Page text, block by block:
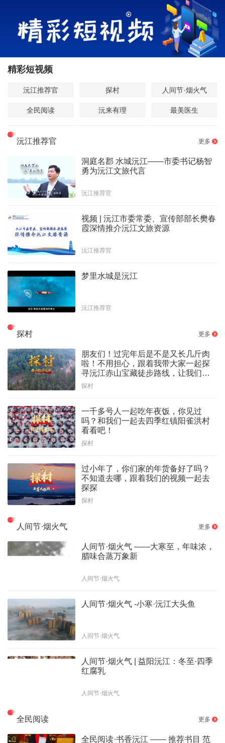
精彩短视频
沅江推荐官 探村 人间节·烟火气
全民阅读 沅来有理 最美医生
沅江推荐官 更多
洞庭名郡 水城沅江——市委书记杨智
勇为沅江文旅代言
沅江推荐官
视频 | 沅江市委常委、宣传部部长樊春
霞深情推介沅江文旅资源
沅江推荐官
梦里水城是沅江
沅江推荐官
探村 更多
朋友们！过完年后是不是又长几斤肉
啦！不用担心，跟着我带大家一起探
寻沅江赤山宝藏徒步路线，让我们一
起甩掉“春节肥”
探村
一千多号人一起吃年夜饭，你见过
吗？和我们一起去四季红镇阳雀洪村
看看吧！
探村
过小年了，你们家的年货备好了吗？
不知道去哪，跟着我们的视频一起去
探探
探村
人间节·烟火气 更多
人间节·烟火气 ——大寒至，年味浓，
腊味合蒸万象新
人间节·烟火气
人间节·烟火气 -小寒·沅江大头鱼
人间节·烟火气
人间节·烟火气 | 益阳沅江：冬至·四季
红腐乳
人间节·烟火气
全民阅读 更多
全民阅读·书香沅江 —— 推荐书目 范